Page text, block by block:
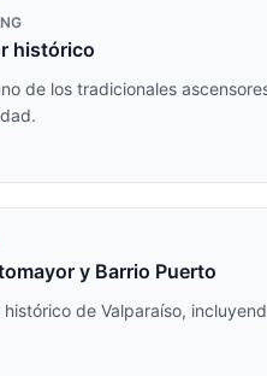
histórico
de los tradicionales
y Barrio Puerto
de Valparaíso,